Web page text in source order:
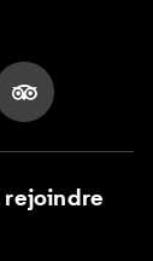
sur LinkedIn
nous sur
Suivez nous
rejoindre